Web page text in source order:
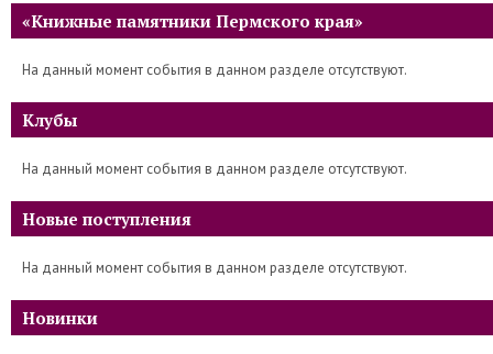
«Книжные памятники Пермского края»
На данный момент события в данном разделе отсутствуют.
Клубы
На данный момент события в данном разделе отсутствуют.
Новые поступления
На данный момент события в данном разделе отсутствуют.
Новинки